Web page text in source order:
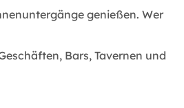
genießen. Wer
Bars, Tavernen und